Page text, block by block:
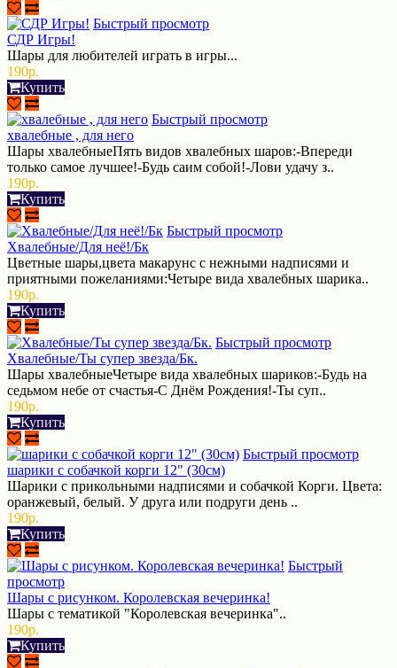
Быстрый просмотр
СДР Игры!
Шары для любителей играть в игры...
190р.
Купить
Быстрый просмотр
хвалебные , для него
Шары хвалебныеПять видов хвалебных шаров:-Впереди
только самое лучшее!-Будь саим собой!-Лови удачу з..
190р.
Купить
Быстрый просмотр
Хвалебные/Для неё!/Бк
Цветные шары,цвета макарунс с нежными надписями и
приятными пожеланиями:Четыре вида хвалебных шарика..
190р.
Купить
Быстрый просмотр
Хвалебные/Ты супер звезда/Бк.
Шары хвалебныеЧетыре вида хвалебных шариков:-Будь на
седьмом небе от счастья-С Днём Рождения!-Ты суп..
190р.
Купить
Быстрый просмотр
шарики с собачкой корги 12" (30см)
Шарики с прикольными надписями и собачкой Корги. Цвета:
оранжевый, белый. У друга или подруги день ..
190р.
Купить
Быстрый
просмотр
Шары с рисунком. Королевская вечеринка!
Шары с тематикой "Королевская вечеринка"..
190р.
Купить